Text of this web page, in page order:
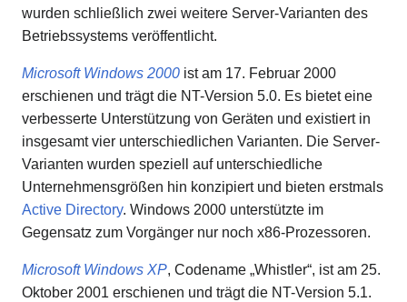
wurden schließlich zwei weitere Server-Varianten des
Betriebssystems veröffentlicht.
Microsoft Windows 2000 ist am 17. Februar 2000
erschienen und trägt die NT-Version 5.0. Es bietet eine
verbesserte Unterstützung von Geräten und existiert in
insgesamt vier unterschiedlichen Varianten. Die Server-
Varianten wurden speziell auf unterschiedliche
Unternehmensgrößen hin konzipiert und bieten erstmals
Active Directory. Windows 2000 unterstützte im
Gegensatz zum Vorgänger nur noch x86-Prozessoren.
Microsoft Windows XP, Codename „Whistler“, ist am 25.
Oktober 2001 erschienen und trägt die NT-Version 5.1.